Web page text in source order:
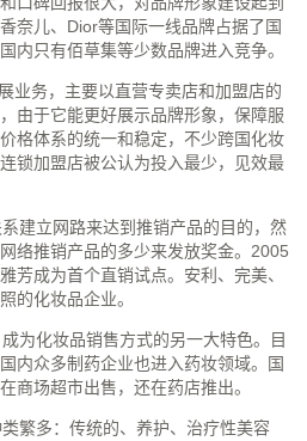
奈儿、Dior等国际一线品牌占据了国
内只有佰草集等少数品牌进入竞争。
业务，主要以直营专卖店和加盟店的
由于它能更好展示品牌形象，保障服
格体系的统一和稳定，不少跨国化妆
锁加盟店被公认为投入最少，见效最
建立网路来达到推销产品的目的，然
络推销产品的多少来发放奖金。2005
芳成为首个直销试点。安利、完美、
的化妆品企业。
为化妆品销售方式的另一大特色。目
内众多制药企业也进入药妆领域。国
商场超市出售，还在药店推出。
繁多：传统的、养护、治疗性美容